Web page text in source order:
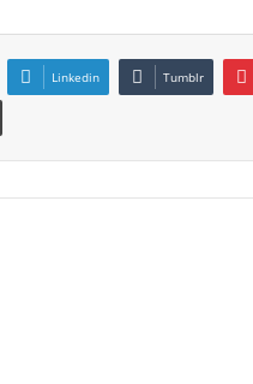
Linkedin Tumblr